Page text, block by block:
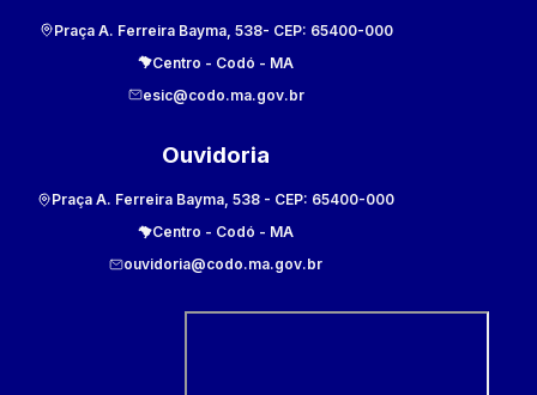
Praça A. Ferreira Bayma, 538- CEP: 65400-000
Centro - Codó - MA
esic@codo.ma.gov.br
Ouvidoria
Praça A. Ferreira Bayma, 538 - CEP: 65400-000
Centro - Codó - MA
ouvidoria@codo.ma.gov.br